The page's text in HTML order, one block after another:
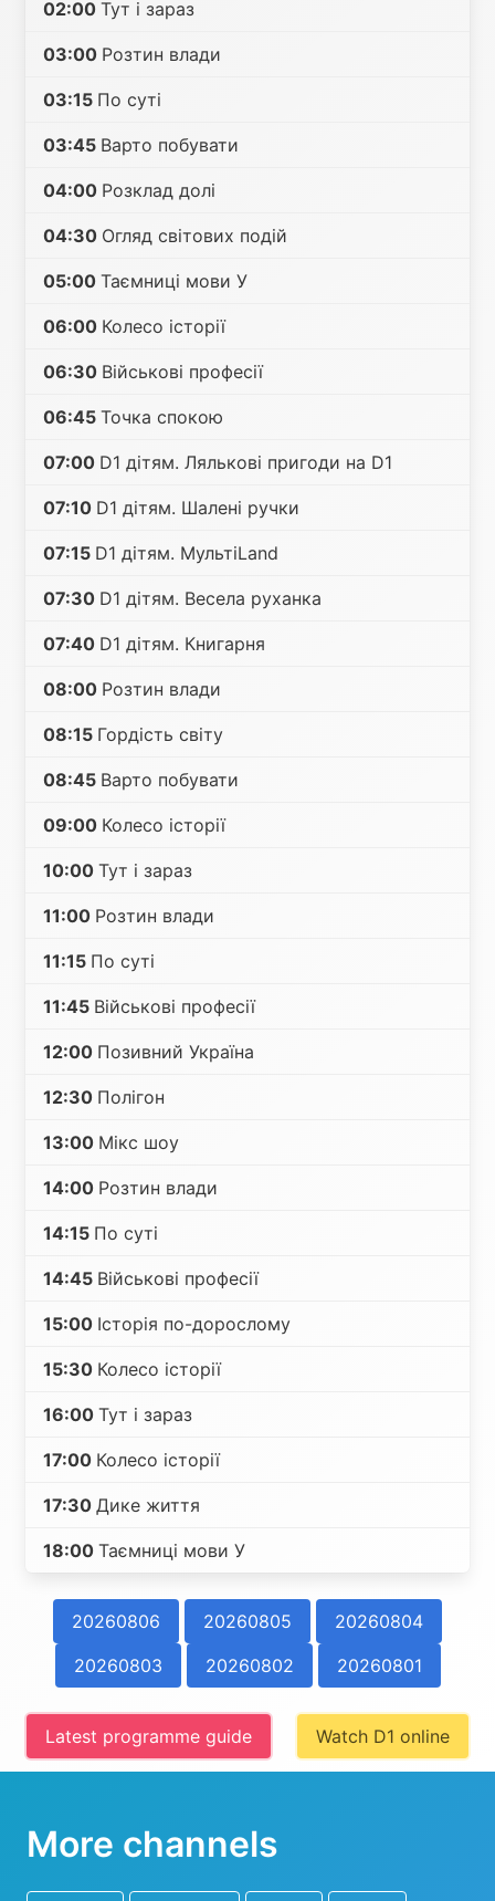
02:00 Тут і зараз
03:00 Розтин влади
03:15 По суті
03:45 Варто побувати
04:00 Розклад долі
04:30 Огляд світових подій
05:00 Таємниці мови У
06:00 Колесо історії
06:30 Військові професії
06:45 Точка спокою
07:00 D1 дітям. Лялькові пригоди на D1
07:10 D1 дітям. Шалені ручки
07:15 D1 дітям. МультіLand
07:30 D1 дітям. Весела руханка
07:40 D1 дітям. Книгарня
08:00 Розтин влади
08:15 Гордість світу
08:45 Варто побувати
09:00 Колесо історії
10:00 Тут і зараз
11:00 Розтин влади
11:15 По суті
11:45 Військові професії
12:00 Позивний Україна
12:30 Полігон
13:00 Мікс шоу
14:00 Розтин влади
14:15 По суті
14:45 Військові професії
15:00 Історія по-дорослому
15:30 Колесо історії
16:00 Тут і зараз
17:00 Колесо історії
17:30 Дике життя
18:00 Таємниці мови У
20260806 20260805
20260804
20260803
20260802 20260801
Latest programme guide Watch D1 online
More channels